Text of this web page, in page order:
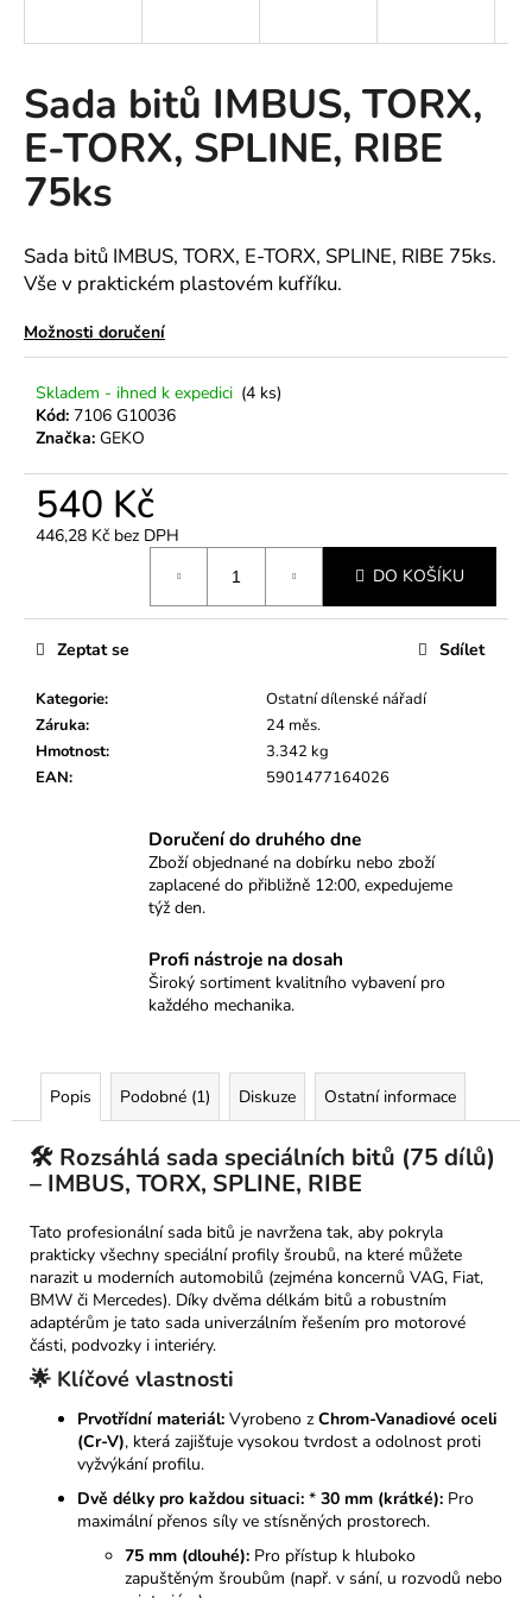
Sada bitů IMBUS, TORX,
E-TORX, SPLINE, RIBE
75ks
Sada bitů IMBUS, TORX, E-TORX, SPLINE, RIBE 75ks.
Vše v praktickém plastovém kufříku.
Možnosti doručení
Skladem - ihned k expedici (4 ks)
Kód: 7106 G10036
Značka: GEKO
540 Kč
446,28 Kč bez DPH
DO KOŠÍKU
Kategorie:
Ostatní dílenské nářadí
Záruka:
24 měs.
Hmotnost:
3.342 kg
EAN: 5901477164026
Zeptat se Sdílet
Doručení do druhého dne
Zboží objednané na dobírku nebo zboží
zaplacené do přibližně 12:00, expedujeme
týž den.
Profi nástroje na dosah
Široký sortiment kvalitního vybavení pro
každého mechanika.
Popis Podobné (1) Diskuze Ostatní informace
🛠️ Rozsáhlá sada speciálních bitů (75 dílů)
– IMBUS, TORX, SPLINE, RIBE
Tato profesionální sada bitů je navržena tak, aby pokryla
prakticky všechny speciální profily šroubů, na které můžete
narazit u moderních automobilů (zejména koncernů VAG, Fiat,
BMW či Mercedes). Díky dvěma délkám bitů a robustním
adaptérům je tato sada univerzálním řešením pro motorové
části, podvozky i interiéry.
🌟 Klíčové vlastnosti
Prvotřídní materiál: Vyrobeno z Chrom-Vanadiové oceli
(Cr-V), která zajišťuje vysokou tvrdost a odolnost proti
vyžvýkání profilu.
Dvě délky pro každou situaci: * 30 mm (krátké): Pro
maximální přenos síly ve stísněných prostorech.
75 mm (dlouhé): Pro přístup k hluboko
zapuštěným šroubům (např. v sání, u rozvodů nebo
í
t
?
HLEDAT
D
o
p
r
e
m
KLÍČ
NA
ZAPALOVACÍ